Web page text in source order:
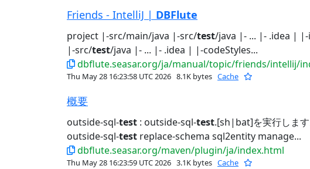
Friends - IntelliJ | DBFlute
project |-src/main/java |-src/test/java |- ... |- .idea |
|-src/test/java |- ... |- .idea | |-codeStyles...
dbflute.seasar.org/ja/manual/topic/friends/intellij/
Thu May 28 16:23:58 UTC 2026 8.1K bytes Cache
概要
outside-sql-test : outside-sql-test.[sh|bat]を実行しま
outside-sql-test replace-schema sql2entity manage...
dbflute.seasar.org/maven/plugin/ja/index.html
Thu May 28 16:23:59 UTC 2026 3.1K bytes Cache